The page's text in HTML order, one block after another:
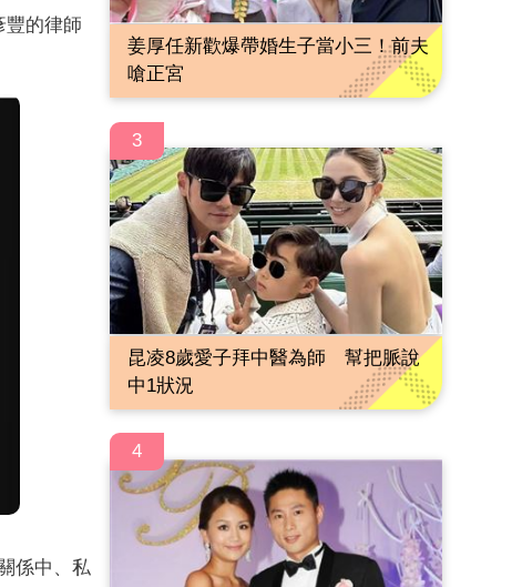
豐的律師
係中、私
姜厚任新歡爆帶婚生子當小三！前夫
嗆正宮
3
昆凌8歲愛子拜中醫為師 幫把脈說
中1狀況
4